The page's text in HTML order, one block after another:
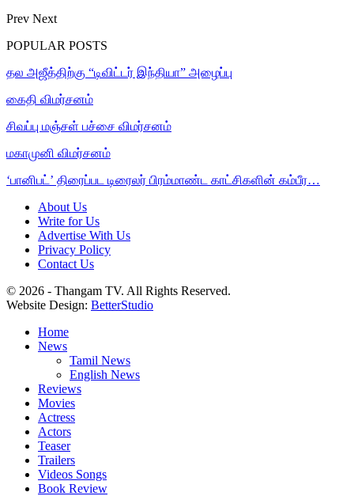
Prev Next
POPULAR POSTS
தல அஜீத்திற்கு “டிவிட்டர் இந்தியா” அழைப்பு
கைதி விமர்சனம்
சிவப்பு மஞ்சள் பச்சை விமர்சனம்
மகாமுனி விமர்சனம்
‘பானிபட்’ திரைப்பட டிரைலர் பிரம்மாண்ட காட்சிகளின் கம்பீர…
About Us
Write for Us
Advertise With Us
Privacy Policy
Contact Us
© 2026 - Thangam TV. All Rights Reserved.
Website Design: BetterStudio
Home
News
Tamil News
English News
Reviews
Movies
Actress
Actors
Teaser
Trailers
Videos Songs
Book Review